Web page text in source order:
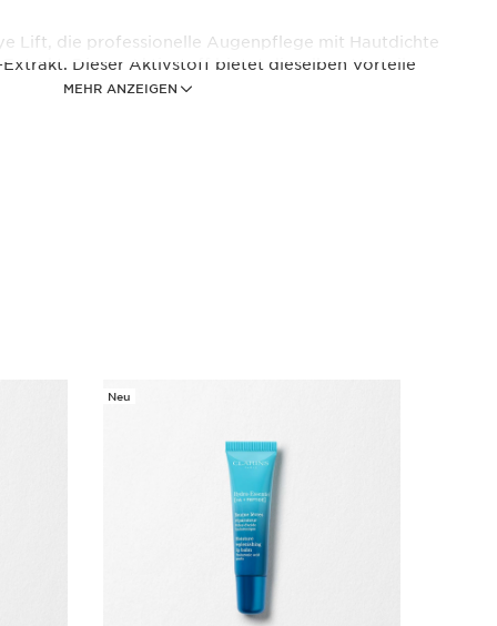
MEHR ANZEIGEN
Lift, die professionelle Augenpflege mit Hautdichte
Extrakt. Dieser Aktivstoff bietet dieselben Vorteile
von 30 Sekunden für einen Lifting-Effekt.*
Make Up Remover Trial Size 30ml 2024
Mascara XXL
Mascara ... sofortiges extremes Volumen und das
Wimpern wirkt Tag für Tag geboostet
3 mL
für die Augen mit der Clarins „LIFTING"-
speziell entwickelt, um die Augenpartie zu
Neu